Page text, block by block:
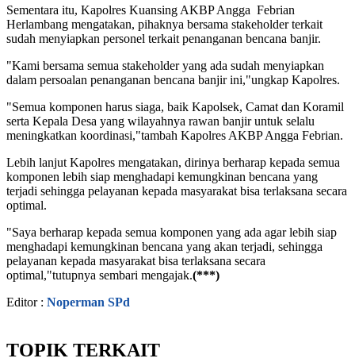
Sementara itu, Kapolres Kuansing AKBP Angga Febrian
Herlambang mengatakan, pihaknya bersama stakeholder terkait
sudah menyiapkan personel terkait penanganan bencana banjir.
"Kami bersama semua stakeholder yang ada sudah menyiapkan
dalam persoalan penanganan bencana banjir ini,"ungkap Kapolres.
"Semua komponen harus siaga, baik Kapolsek, Camat dan Koramil
serta Kepala Desa yang wilayahnya rawan banjir untuk selalu
meningkatkan koordinasi,"tambah Kapolres AKBP Angga Febrian.
Lebih lanjut Kapolres mengatakan, dirinya berharap kepada semua
komponen lebih siap menghadapi kemungkinan bencana yang
terjadi sehingga pelayanan kepada masyarakat bisa terlaksana secara
optimal.
"Saya berharap kepada semua komponen yang ada agar lebih siap
menghadapi kemungkinan bencana yang akan terjadi, sehingga
pelayanan kepada masyarakat bisa terlaksana secara
optimal,"tutupnya sembari mengajak.(***)
Editor : Noperman SPd
TOPIK TERKAIT